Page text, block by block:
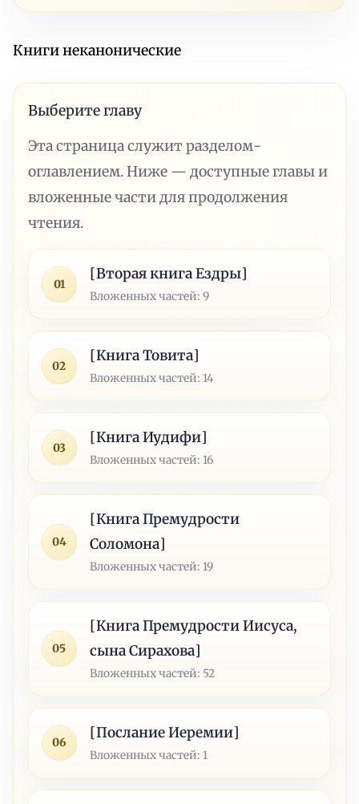
Книги неканонические
Выберите главу
Эта страница служит разделом-
оглавлением. Ниже — доступные главы и
вложенные части для продолжения
чтения.
01
[Вторая книга Ездры]
Вложенных частей: 9
02
[Книга Товита]
Вложенных частей: 14
03
[Книга Иудифи]
Вложенных частей: 16
04
[Книга Премудрости
Соломона]
Вложенных частей: 19
05
[Книга Премудрости Иисуса,
сына Сирахова]
Вложенных частей: 52
06
[Послание Иеремии]
Вложенных частей: 1